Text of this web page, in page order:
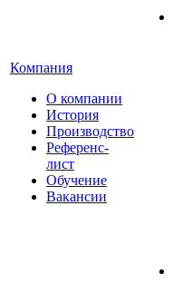
Компания
О компании
История
Производство
Референс-
лист
Обучение
Вакансии